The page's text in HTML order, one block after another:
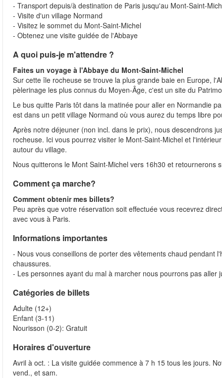
- Transport depuis/à destination de Paris jusqu'au Mont-Saint-
- Visite d'un village Normand
- Visitez le sommet du Mont-Saint-Michel
- Obtenez une visite guidée de l'Abbaye
A quoi puis-je m'attendre ?
Faites un voyage à l'Abbaye du Mont-Saint-Michel
Sur cette île rocheuse se trouve la plus grande baie en Europe,
pèlerinage les plus connus du Moyen-Âge, c'est un site du
Le bus quitte Paris tôt dans la matinée pour aller en Normandie
est dans un petit village Normand où vous aurez du temps libre
Après notre déjeuner (non incl. dans le prix), nous descendrons
rocheuse. Ici vous pourrez visiter le Mont-Saint-Michel et
autour du village.
Nous quitterons le Mont Saint-Michel vers 16h30 et retournerons
Comment ça marche?
Comment obtenir mes billets?
Peu après que votre réservation soit effectuée vous recevrez
avec vous à Paris.
Informations importantes
- Nous vous conseillons de porter des vêtements chaud pendant
chaussures.
- Les personnes ayant du mal à marcher nous pourrons pas
Catégories de billets
Adulte (12+)
Enfant (3-11)
Nourisson (0-2): Gratuit
Horaires d'ouverture
Avril à oct. : La visite guidée commence à 7 h 15 tous les jours.
vend., et sam.